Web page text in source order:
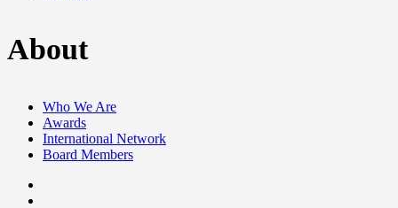
About
Who We Are
Awards
International Network
Board Members